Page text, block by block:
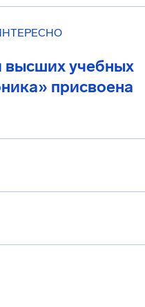
высших учебных
присвоена